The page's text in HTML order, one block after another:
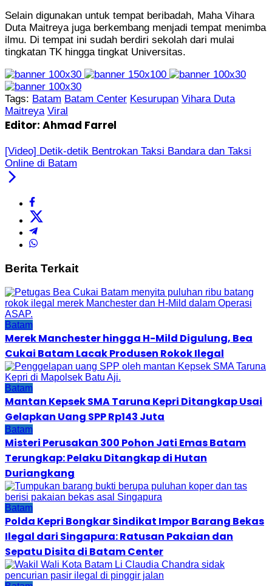
Selain digunakan untuk tempat beribadah, Maha Vihara
Duta Maitreya juga berkembang menjadi tempat menimba
ilmu. Di tempat ini sudah berdiri sekolah dari mulai
tingkatan TK hingga tingkat Universitas.
Tags: Batam Batam Center Kesurupan Vihara Duta
Maitreya Viral
Editor: Ahmad Farrel
[Video] Detik-detik Bentrokan Taksi Bandara dan Taksi
Online di Batam
Berita Terkait
Batam
Merek Manchester hingga H-Mild Digulung, Bea
Cukai Batam Lacak Produsen Rokok Ilegal
Batam
Mantan Kepsek SMA Taruna Kepri Ditangkap Usai
Gelapkan Uang SPP Rp143 Juta
Batam
Misteri Perusakan 300 Pohon Jati Emas Batam
Terungkap: Pelaku Ditangkap di Hutan
Duriangkang
Batam
Polda Kepri Bongkar Sindikat Impor Barang Bekas
Ilegal dari Singapura: Ratusan Pakaian dan
Sepatu Disita di Batam Center